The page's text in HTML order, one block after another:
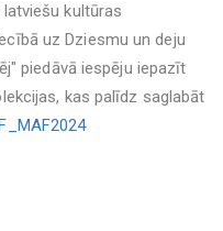
kultūras
uz Dziesmu un deju
piedāvā iespēju iepazīt
kas palīdz saglabāt